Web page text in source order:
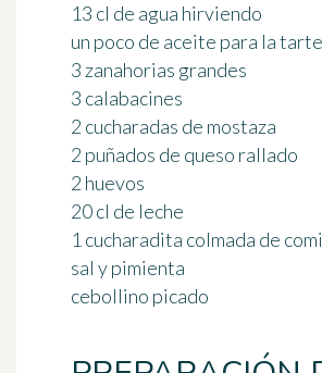
13 cl de agua hirviendo
un poco de aceite para la
3 zanahorias grandes
3 calabacines
2 cucharadas de mostaza
2 puñados de queso rallado
2 huevos
20 cl de leche
1 cucharadita colmada de
sal y pimienta
cebollino picado